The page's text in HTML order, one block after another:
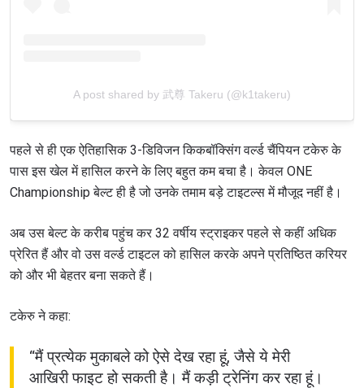
A post shared by 武尊 Takeru (@k1takeru)
पहले से ही एक ऐतिहासिक 3-डिविजन किकबॉक्सिंग वर्ल्ड चैंपियन टकेरु के
पास इस खेल में हासिल करने के लिए बहुत कम बचा है। केवल ONE
Championship बेल्ट ही है जो उनके तमाम बड़े टाइटल्स में मौजूद नहीं है।
अब उस बेल्ट के करीब पहुंच कर 32 वर्षीय स्ट्राइकर पहले से कहीं अधिक
प्रेरित हैं और वो उस वर्ल्ड टाइटल को हासिल करके अपने प्रतिष्ठित करियर
को और भी बेहतर बना सकते हैं।
टकेरु ने कहा:
“मैं प्रत्येक मुकाबले को ऐसे देख रहा हूं, जैसे ये मेरी
आखिरी फाइट हो सकती है। मैं कड़ी ट्रेनिंग कर रहा हूं।